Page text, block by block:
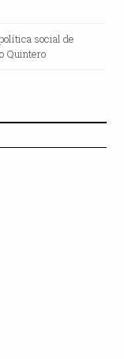
social de
Quintero